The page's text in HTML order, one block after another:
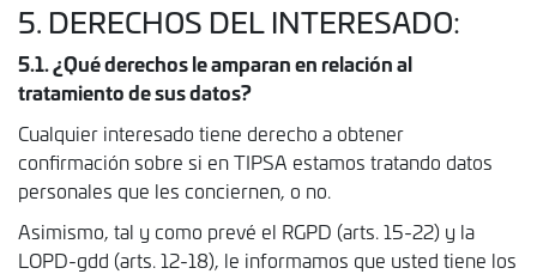
5. DERECHOS DEL INTERESADO:
5.1. ¿Qué derechos le amparan en relación al
tratamiento de sus datos?
Cualquier interesado tiene derecho a obtener
confirmación sobre si en TIPSA estamos tratando datos
personales que les conciernen, o no.
Asimismo, tal y como prevé el RGPD (arts. 15-22) y la
LOPD-gdd (arts. 12-18), le informamos que usted tiene los